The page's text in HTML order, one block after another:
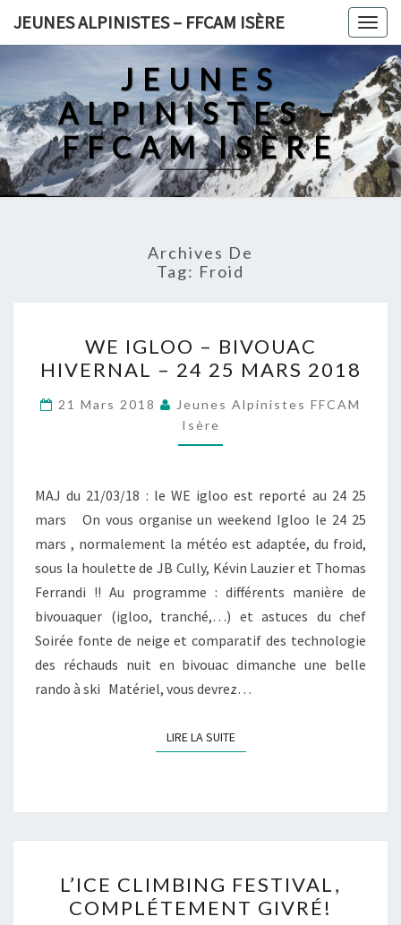
JEUNES ALPINISTES – FFCAM ISÈRE
JEUNES
ALPINISTES –
FFCAM ISÈRE
Archives De
Tag: Froid
IGLOO
–
BIVOUAC
HIVERNAL
–
25
MARS
2018
WE IGLOO – BIVOUAC
HIVERNAL – 24 25 MARS 2018
21 Mars 2018
Jeunes Alpinistes FFCAM
Isère
MAJ du 21/03/18 : le WE igloo est reporté au 24 25
mars On vous organise un weekend Igloo le 24 25
mars , normalement la météo est adaptée, du froid,
sous la houlette de JB Cully, Kévin Lauzier et Thomas
Ferrandi !! Au programme : différents manière de
bivouaquer (igloo, tranché,…) et astuces du chef
Soirée fonte de neige et comparatif des technologie
des réchauds nuit en bivouac dimanche une belle
rando à ski Matériel, vous devrez…
LIRE LA SUITELIRE LA SUITE
CLIMBING
FESTIVAL,
L’ICE CLIMBING FESTIVAL,
COMPLÉTEMENT GIVRÉ!